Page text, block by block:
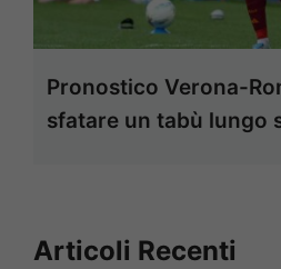
Pronostico Verona-
sfatare un tabù lungo
Articoli Recenti